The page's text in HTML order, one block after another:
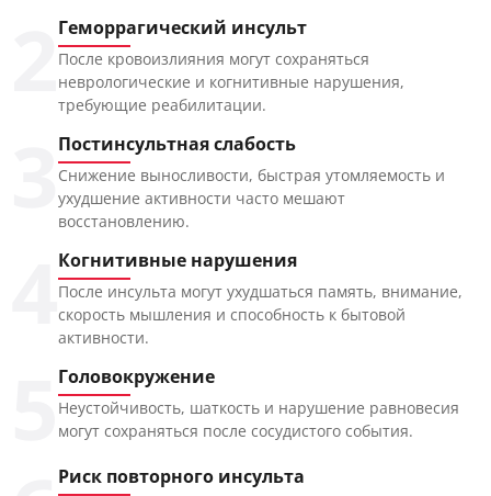
Геморрагический инсульт
После кровоизлияния могут сохраняться
неврологические и когнитивные нарушения,
требующие реабилитации.
Постинсультная слабость
Снижение выносливости, быстрая утомляемость и
ухудшение активности часто мешают
восстановлению.
Когнитивные нарушения
После инсульта могут ухудшаться память, внимание,
скорость мышления и способность к бытовой
активности.
Головокружение
Неустойчивость, шаткость и нарушение равновесия
могут сохраняться после сосудистого события.
Риск повторного инсульта